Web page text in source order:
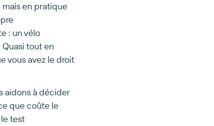
en pratique
: un vélo
tout en
vous avez le droit
aidons à décider
que coûte le
test